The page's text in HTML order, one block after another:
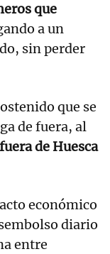
que
a un
sin perder
que se
de fuera, al
de Huesca
económico
diario
entre